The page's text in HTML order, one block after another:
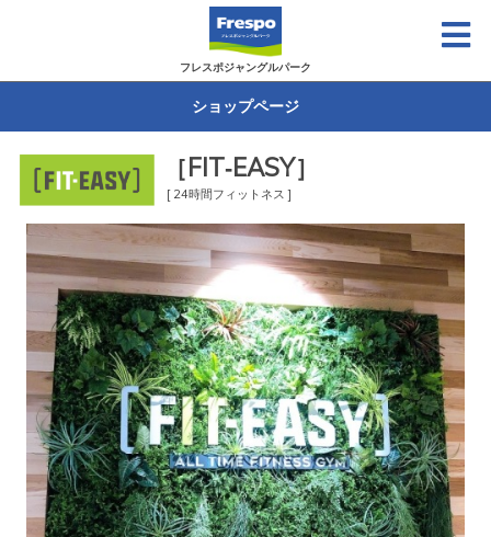
フレスポジャングルパーク
ショップページ
［FIT‐EASY］
[ 24時間フィットネス ]